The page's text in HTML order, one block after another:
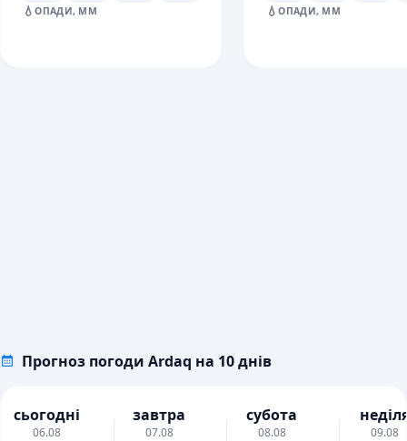
💧ОПАДИ, ММ 💧ОПАДИ, ММ
Прогноз погоди Ardaq на 10 днів
сьогодні
06.08
завтра
07.08
субота
08.08 09.08